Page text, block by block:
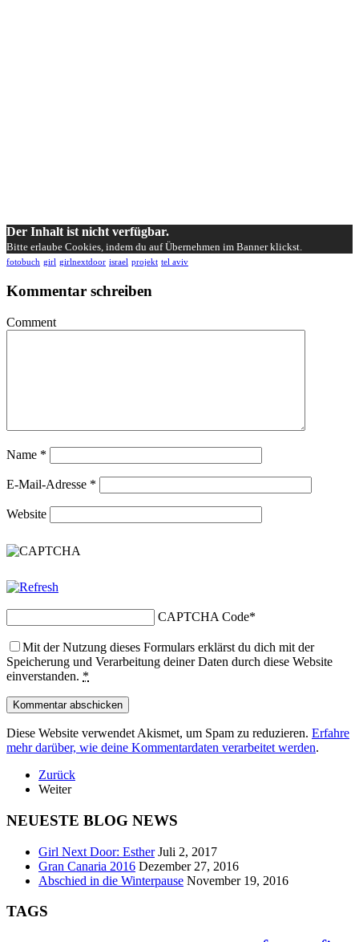
Der Inhalt ist nicht verfügbar.
Bitte erlaube Cookies, indem du auf Übernehmen im Banner klickst.
fotobuch girl girlnextdoor israel projekt tel aviv
Kommentar schreiben
Comment
Name *
E-Mail-Adresse *
Website
CAPTCHA Code*
Mit der Nutzung dieses Formulars erklärst du dich mit der
Speicherung und Verarbeitung deiner Daten durch diese Website
einverstanden. *
Diese Website verwendet Akismet, um Spam zu reduzieren. Erfahre
mehr darüber, wie deine Kommentardaten verarbeitet werden.
Zurück
Weiter
NEUESTE BLOG NEWS
Girl Next Door: Esther Juli 2, 2017
Gran Canaria 2016 Dezember 27, 2016
Abschied in die Winterpause November 19, 2016
TAGS